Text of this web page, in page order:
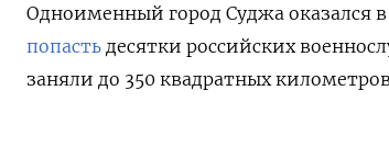
Одноименный город Суджа оказался
попасть десятки российских
заняли до 350 квадратных